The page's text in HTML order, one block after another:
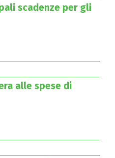
scadenze per gli
alle spese di